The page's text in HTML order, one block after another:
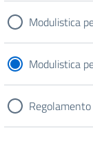
Modulistica
Modulistica
Regolamento